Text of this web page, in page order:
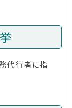
代行者に指